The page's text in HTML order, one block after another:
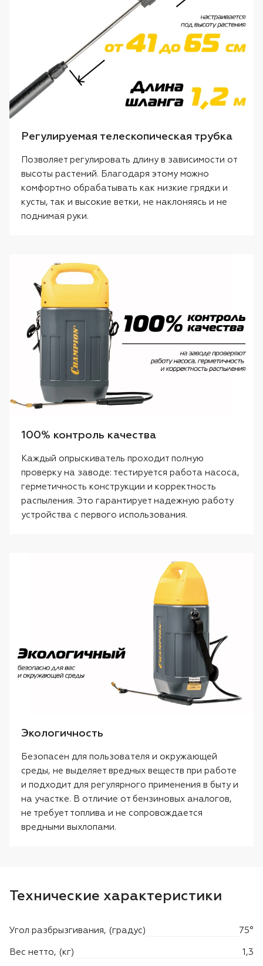
Регулируемая телескопическая трубка
Позволяет регулировать длину в зависимости от
высоты растений. Благодаря этому можно
комфортно обрабатывать как низкие грядки и
кусты, так и высокие ветки, не наклоняясь и не
поднимая руки.
100% контроль качества
Каждый опрыскиватель проходит полную
проверку на заводе: тестируется работа насоса,
герметичность конструкции и корректность
распыления. Это гарантирует надежную работу
устройства с первого использования.
Экологичность
Безопасен для пользователя и окружающей
среды, не выделяет вредных веществ при работе
и подходит для регулярного применения в быту и
на участке. В отличие от бензиновых аналогов,
не требует топлива и не сопровождается
вредными выхлопами.
Технические характеристики
Угол разбрызгивания, (градус) 75°
Вес нетто, (кг) 1,3